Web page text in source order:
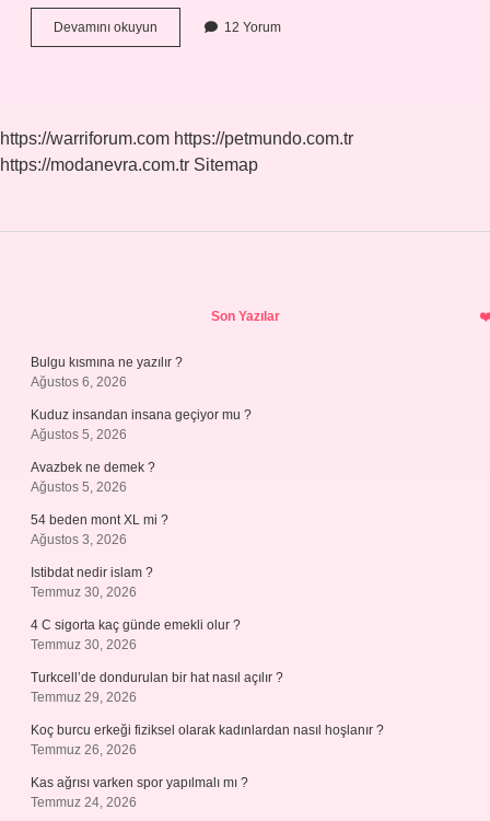
Devamını okuyun
Av
12 Yorum
https://warriforum.com https://petmundo.com.tr
https://modanevra.com.tr Sitemap
Son Yazılar
Bulgu kısmına ne yazılır ?
Ağustos 6, 2026
Kuduz insandan insana geçiyor mu ?
Ağustos 5, 2026
Avazbek ne demek ?
Ağustos 5, 2026
54 beden mont XL mi ?
Ağustos 3, 2026
Istibdat nedir islam ?
Temmuz 30, 2026
4 C sigorta kaç günde emekli olur ?
Temmuz 30, 2026
Turkcell’de dondurulan bir hat nasıl açılır ?
Temmuz 29, 2026
Koç burcu erkeği fiziksel olarak kadınlardan nasıl hoşlanır ?
Temmuz 26, 2026
Kas ağrısı varken spor yapılmalı mı ?
Temmuz 24, 2026